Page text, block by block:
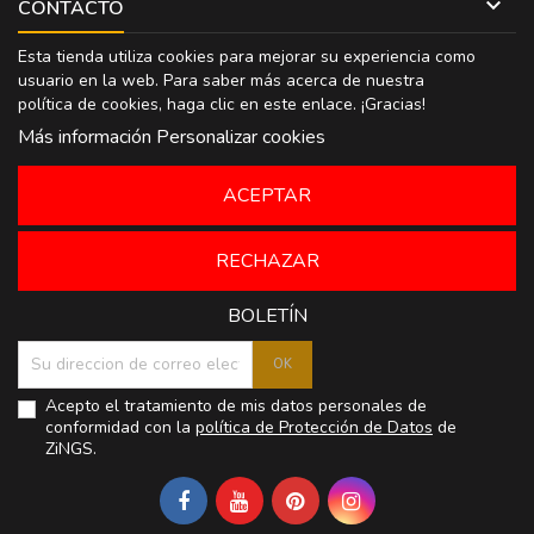
CONTACTO
Esta tienda utiliza cookies para mejorar su experiencia como
usuario en la web. Para saber más acerca de nuestra
política de cookies, haga clic en este enlace. ¡Gracias!
Más información Personalizar cookies
RECHAZAR
ACEPTAR
BOLETÍN
Acepto el tratamiento de mis datos personales de
conformidad con la política de Protección de Datos de
ZiNGS.